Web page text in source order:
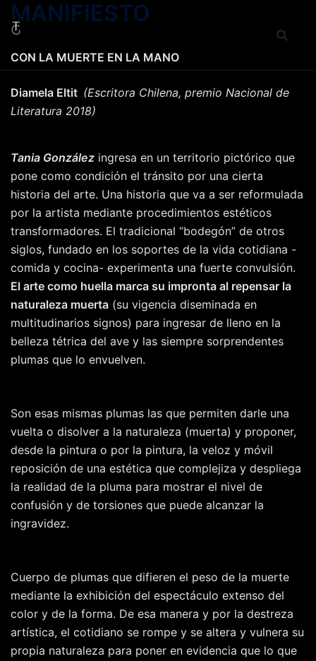
Saltar
MANIFIESTO
CON LA MUERTE EN LA MANO
Diamela Eltit (Escritora Chilena, premio Nacional de
Literatura 2018)
Tania González ingresa en un territorio pictórico que
pone como condición el tránsito por una cierta
historia del arte. Una historia que va a ser reformulada
por la artista mediante procedimientos estéticos
transformadores. El tradicional “bodegón” de otros
siglos, fundado en los soportes de la vida cotidiana -
comida y cocina- experimenta una fuerte convulsión.
El arte como huella marca su impronta al repensar la
naturaleza muerta (su vigencia diseminada en
multitudinarios signos) para ingresar de lleno en la
belleza tétrica del ave y las siempre sorprendentes
plumas que lo envuelven.
Son esas mismas plumas las que permiten darle una
vuelta o disolver a la naturaleza (muerta) y proponer,
desde la pintura o por la pintura, la veloz y móvil
reposición de una estética que complejiza y despliega
la realidad de la pluma para mostrar el nivel de
confusión y de torsiones que puede alcanzar la
ingravidez.
Cuerpo de plumas que difieren el peso de la muerte
mediante la exhibición del espectáculo extenso del
color y de la forma. De esa manera y por la destreza
artística, el cotidiano se rompe y se altera y vulnera su
propia naturaleza para poner en evidencia que lo que